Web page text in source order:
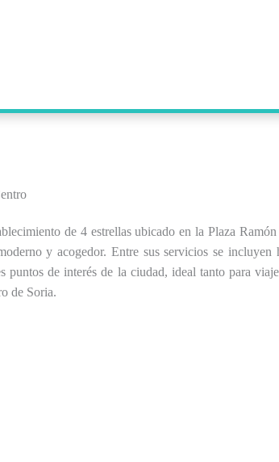
de 4 estrellas ubicado en la Plaza
y acogedor. Entre sus servicios se
puntos de interés de la ciudad, ideal tanto para
de Soria.